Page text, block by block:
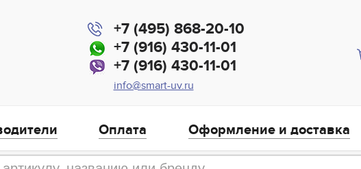
+7 (495) 868-20-10
+7 (916) 430-11-01
+7 (916) 430-11-01
info@smart-uv.ru
Оплата Оформление и доставка